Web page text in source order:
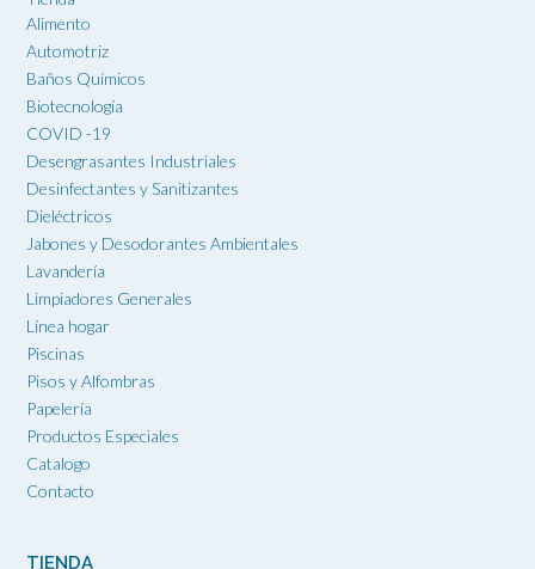
Alimento
Automotriz
Baños Químicos
Biotecnología
COVID -19
Desengrasantes Industriales
Desinfectantes y Sanitizantes
Dieléctricos
Jabones y Desodorantes Ambientales
Lavandería
Limpiadores Generales
Línea hogar
Piscinas
Pisos y Alfombras
Papelería
Productos Especiales
Catalogo
Contacto
TIENDA